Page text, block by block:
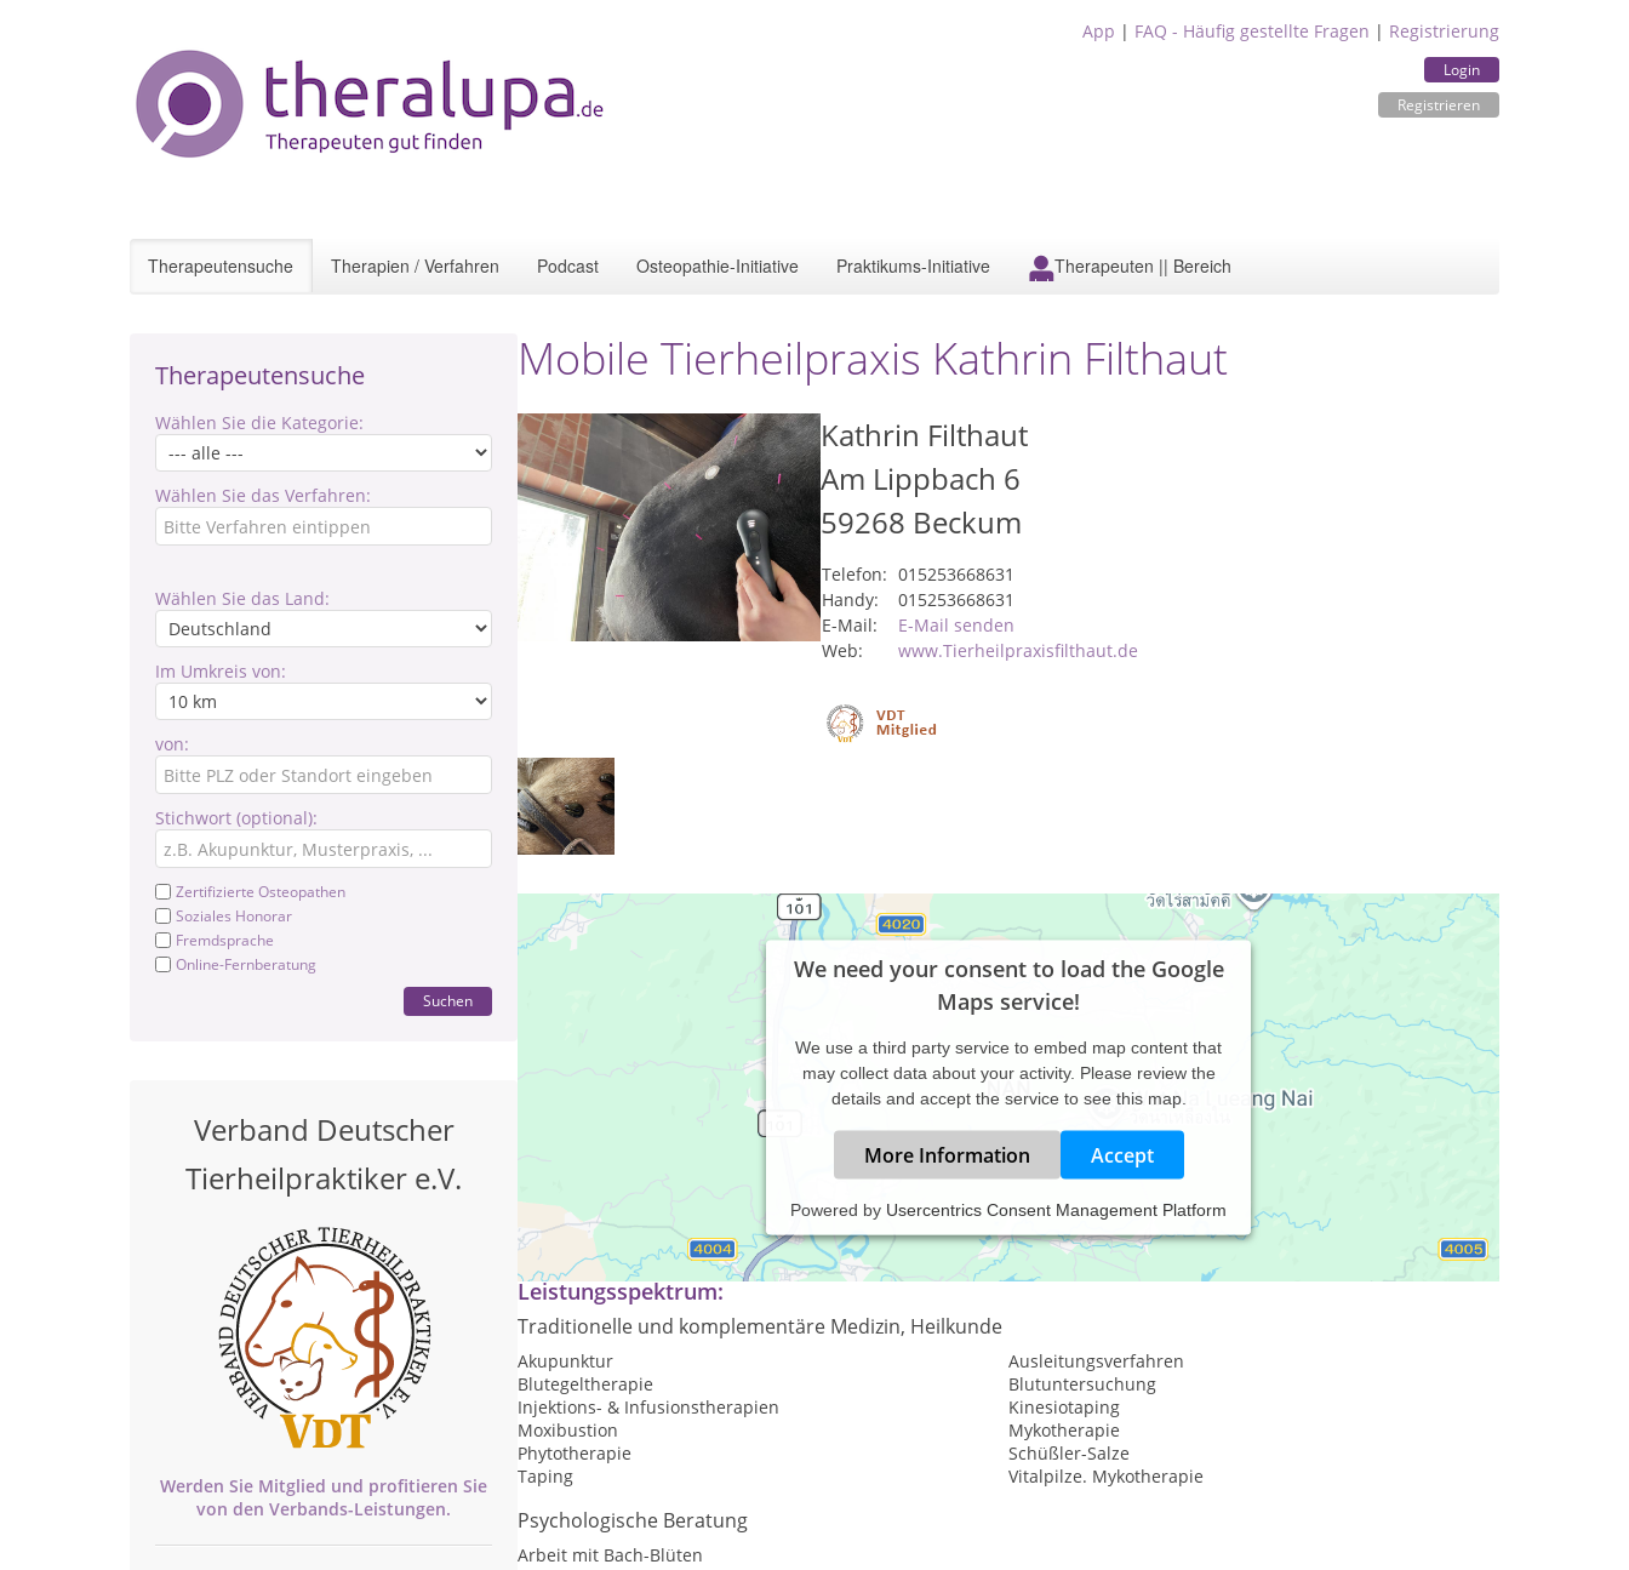
App | FAQ - Häufig gestellte Fragen | Registrierung
Login
Registrieren
Therapeutensuche Therapien / Verfahren Podcast Osteopathie-Initiative Praktikums-Initiative Therapeuten || Bereich
Therapeutensuche
Wählen Sie die Kategorie:
Wählen Sie das Verfahren:
Wählen Sie das Land:
Im Umkreis von:
von:
Stichwort (optional):
Zertifizierte Osteopathen
Soziales Honorar
Fremdsprache
Online-Fernberatung
Suchen
Verband Deutscher
Tierheilpraktiker e.V.
Werden Sie Mitglied und profitieren Sie
von den Verbands-Leistungen.
Mobile Tierheilpraxis Kathrin Filthaut
Kathrin Filthaut
Am Lippbach 6
59268 Beckum
Telefon: 015253668631
Handy:
015253668631
E-Mail:
E-Mail senden
Web:
www.Tierheilpraxisfilthaut.de
We need your consent to load the Google
Maps service!
We use a third party service to embed map content that
may collect data about your activity. Please review the
details and accept the service to see this map.
More Information Accept
Powered by Usercentrics Consent Management Platform
Tierheilpraxis, Naturheilkunde
Leistungsspektrum:
Traditionelle und komplementäre Medizin, Heilkunde
Akupunktur
Ausleitungsverfahren
Blutegeltherapie
Blutuntersuchung
Injektions- & Infusionstherapien
Kinesiotaping
Moxibustion
Mykotherapie
Phytotherapie
Schüßler-Salze
Taping
Vitalpilze. Mykotherapie
Psychologische Beratung
Arbeit mit Bach-Blüten